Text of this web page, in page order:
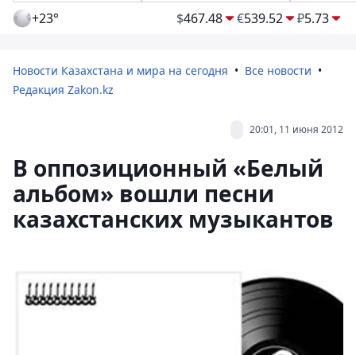
+23° $467.48 €539.52 ₽5.73
Новости Казахстана и мира на сегодня
Все новости
Редакция Zakon.kz
20:01, 11 июня 2012
В оппозиционный «Белый
альбом» вошли песни
казахстанских музыкантов